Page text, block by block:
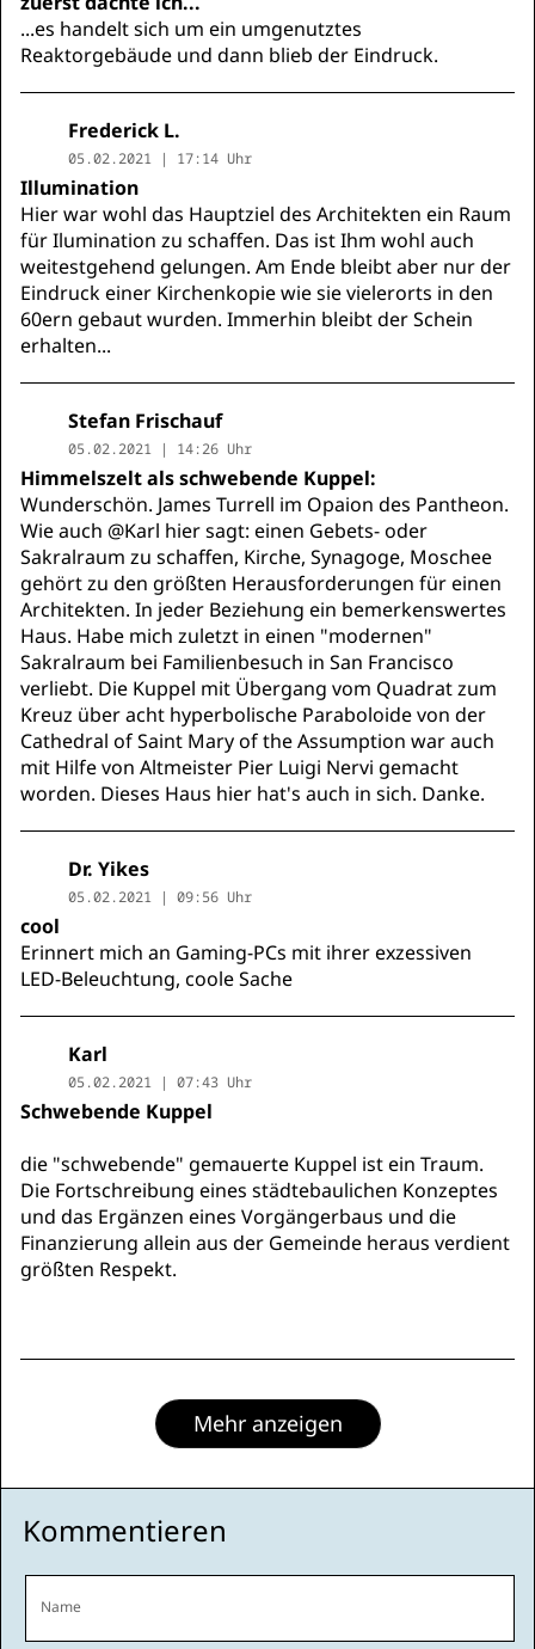
...es handelt sich um ein umgenutztes
Reaktorgebäude und dann blieb der Eindruck.
Frederick L.
05.02.2021 | 17:14 Uhr
Illumination
Hier war wohl das Hauptziel des Architekten ein Raum
für Ilumination zu schaffen. Das ist Ihm wohl auch
weitestgehend gelungen. Am Ende bleibt aber nur der
Eindruck einer Kirchenkopie wie sie vielerorts in den
60ern gebaut wurden. Immerhin bleibt der Schein
erhalten...
Stefan Frischauf
05.02.2021 | 14:26 Uhr
Himmelszelt als schwebende Kuppel:
Wunderschön. James Turrell im Opaion des Pantheon.
Wie auch @Karl hier sagt: einen Gebets- oder
Sakralraum zu schaffen, Kirche, Synagoge, Moschee
gehört zu den größten Herausforderungen für einen
Architekten. In jeder Beziehung ein bemerkenswertes
Haus. Habe mich zuletzt in einen "modernen"
Sakralraum bei Familienbesuch in San Francisco
verliebt. Die Kuppel mit Übergang vom Quadrat zum
Kreuz über acht hyperbolische Paraboloide von der
Cathedral of Saint Mary of the Assumption war auch
mit Hilfe von Altmeister Pier Luigi Nervi gemacht
worden. Dieses Haus hier hat's auch in sich. Danke.
Dr. Yikes
05.02.2021 | 09:56 Uhr
cool
Erinnert mich an Gaming-PCs mit ihrer exzessiven
LED-Beleuchtung, coole Sache
Karl
05.02.2021 | 07:43 Uhr
Schwebende Kuppel
die "schwebende" gemauerte Kuppel ist ein Traum.
Die Fortschreibung eines städtebaulichen Konzeptes
und das Ergänzen eines Vorgängerbaus und die
Finanzierung allein aus der Gemeinde heraus verdient
größten Respekt.
Mehr anzeigen
Kommentieren
Name